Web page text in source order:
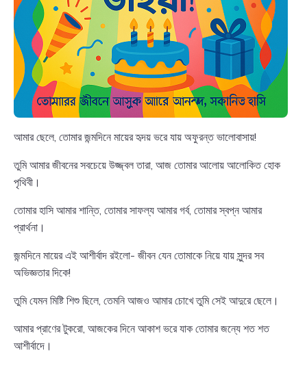
আমার ছেলে, তোমার জন্মদিনে মায়ের হৃদয় ভরে যায় অফুরন্ত ভালোবাসায়!
তুমি আমার জীবনের সবচেয়ে উজ্জ্বল তারা, আজ তোমার আলোয় আলোকিত হোক
পৃথিবী।
তোমার হাসি আমার শান্তি, তোমার সাফল্য আমার গর্ব, তোমার স্বপ্ন আমার
প্রার্থনা।
জন্মদিনে মায়ের এই আশীর্বাদ রইলো- জীবন যেন তোমাকে নিয়ে যায় সুন্দর সব
অভিজ্ঞতার দিকে!
তুমি যেমন মিষ্টি শিশু ছিলে, তেমনি আজও আমার চোখে তুমি সেই আদুরে ছেলে।
আমার প্রাণের টুকরো, আজকের দিনে আকাশ ভরে যাক তোমার জন্যে শত শত
আশীর্বাদে।